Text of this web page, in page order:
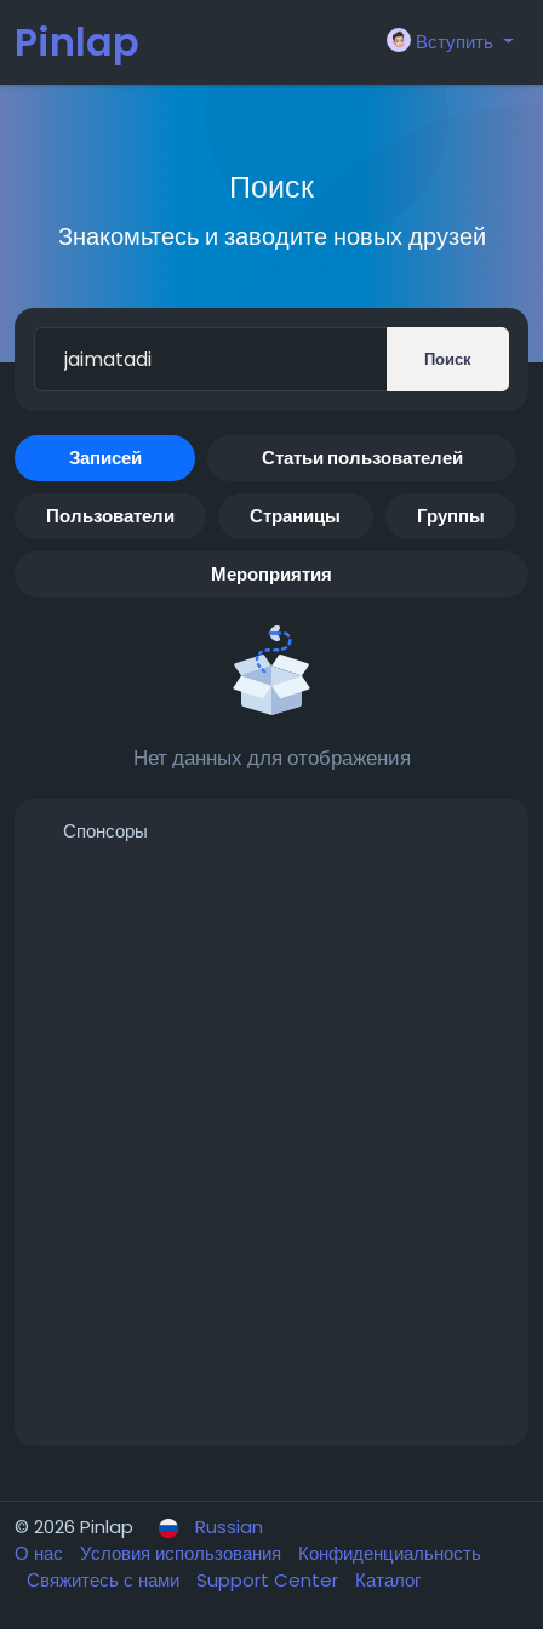
Pinlap Вступить
Поиск
Знакомьтесь и заводите новых друзей
Поиск
Записей Статьи пользователей
Пользователи Страницы Группы
Мероприятия
Нет данных для отображения
Спонсоры
© 2026 Pinlap
Russian
О нас
Условия использования
Конфиденциальность
Свяжитесь с нами
Support Center Каталог